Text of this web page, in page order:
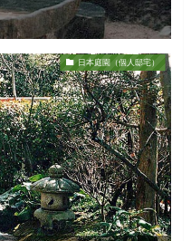
日本庭園（個人邸宅）